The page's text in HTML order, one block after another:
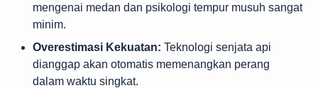
mengenai medan dan psikologi tempur musuh sangat
minim.
Overestimasi Kekuatan: Teknologi senjata api
dianggap akan otomatis memenangkan perang
dalam waktu singkat.